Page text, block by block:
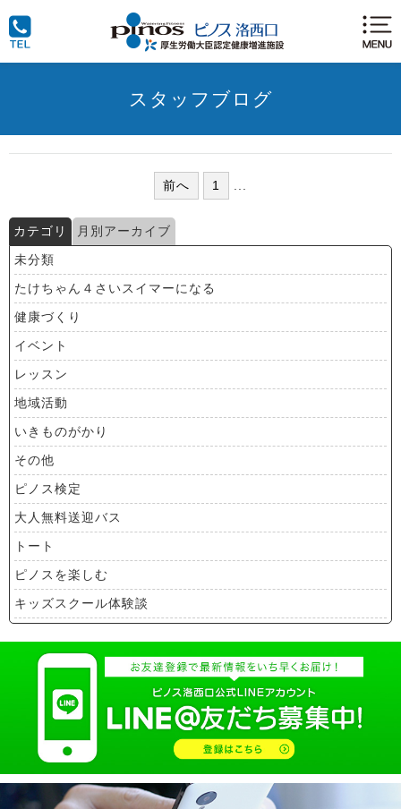
スタッフブログ
前へ 1
カテゴリ
月別アーカイブ
未分類
たけちゃん４さいスイマーになる
健康づくり
イベント
レッスン
地域活動
いきものがかり
その他
ピノス検定
大人無料送迎バス
トート
ピノスを楽しむ
キッズスクール体験談